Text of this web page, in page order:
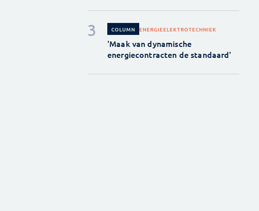
COLUMN ENERGIEELEKTROTECHNIEK
'Maak van dynamische
energiecontracten de standaard'